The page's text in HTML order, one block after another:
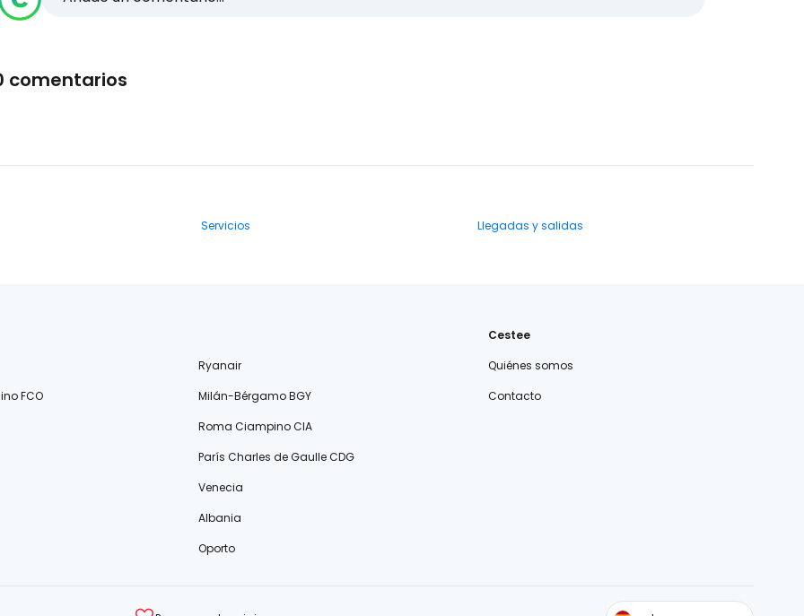
comentarios
Servicios Llegadas y salidas
Ryanair
FCO
Milán-Bérgamo BGY
Roma Ciampino CIA
París Charles de Gaulle CDG
Venecia
Albania
Oporto
Cestee
Quiénes somos
Contacto
cestee.com